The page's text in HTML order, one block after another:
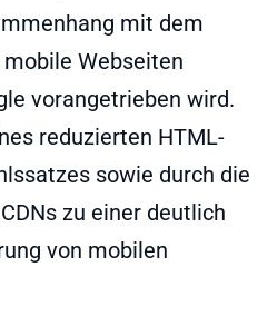
mit dem
Webseiten
vorangetrieben wird.
reduzierten HTML-
sowie durch die
zu einer deutlich
von mobilen